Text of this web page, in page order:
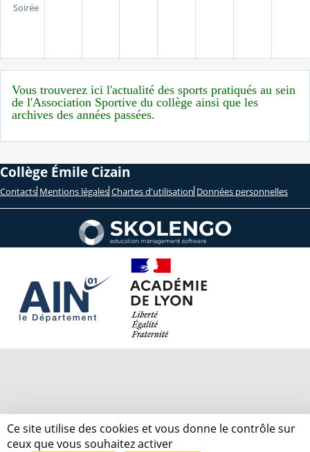
Soirée
Vous trouverez ici l'actualité des sports pratiqués au sein
de l'Association Sportive du collège ainsi que les
archives des années passées.
Collège Émile Cizain
Contacts Mentions légales Chartes d'utilisation Données personnelles
Ce site utilise des cookies et vous donne le contrôle sur
ceux que vous souhaitez activer